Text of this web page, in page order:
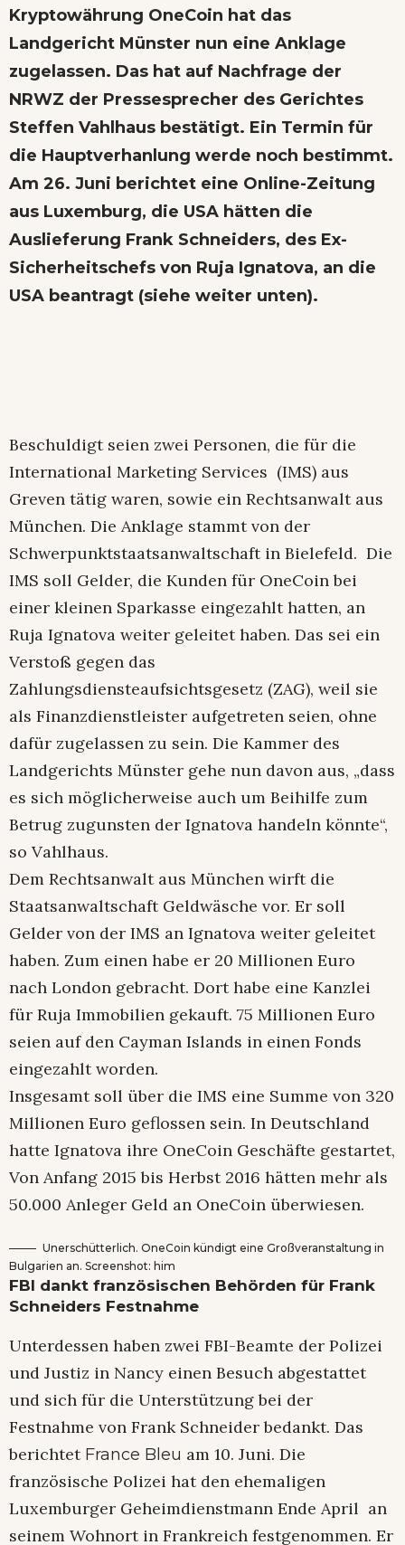
Kryptowährung OneCoin hat das
Landgericht Münster nun eine Anklage
zugelassen. Das hat auf Nachfrage der
NRWZ der Pressesprecher des Gerichtes
Steffen Vahlhaus bestätigt. Ein Termin für
die Hauptverhanlung werde noch bestimmt.
Am 26. Juni berichtet eine Online-Zeitung
aus Luxemburg, die USA hätten die
Auslieferung Frank Schneiders, des Ex-
Sicherheitschefs von Ruja Ignatova, an die
USA beantragt (siehe weiter unten).
Beschuldigt seien zwei Personen, die für die
International Marketing Services (IMS) aus
Greven tätig waren, sowie ein Rechtsanwalt aus
München. Die Anklage stammt von der
Schwerpunktstaatsanwaltschaft in Bielefeld. Die
IMS soll Gelder, die Kunden für OneCoin bei
einer kleinen Sparkasse eingezahlt hatten, an
Ruja Ignatova weiter geleitet haben. Das sei ein
Verstoß gegen das
Zahlungsdiensteaufsichtsgesetz (ZAG), weil sie
als Finanzdienstleister aufgetreten seien, ohne
dafür zugelassen zu sein. Die Kammer des
Landgerichts Münster gehe nun davon aus, „dass
es sich möglicherweise auch um Beihilfe zum
Betrug zugunsten der Ignatova handeln könnte“,
so Vahlhaus.
Dem Rechtsanwalt aus München wirft die
Staatsanwaltschaft Geldwäsche vor. Er soll
Gelder von der IMS an Ignatova weiter geleitet
haben. Zum einen habe er 20 Millionen Euro
nach London gebracht. Dort habe eine Kanzlei
für Ruja Immobilien gekauft. 75 Millionen Euro
seien auf den Cayman Islands in einen Fonds
eingezahlt worden.
Insgesamt soll über die IMS eine Summe von 320
Millionen Euro geflossen sein. In Deutschland
hatte Ignatova ihre OneCoin Geschäfte gestartet,
Von Anfang 2015 bis Herbst 2016 hätten mehr als
50.000 Anleger Geld an OneCoin überwiesen.
Unerschütterlich. OneCoin kündigt eine Großveranstaltung in
Bulgarien an. Screenshot: him
FBI dankt französischen Behörden für Frank
Schneiders Festnahme
Unterdessen haben zwei FBI-Beamte der Polizei
und Justiz in Nancy einen Besuch abgestattet
und sich für die Unterstützung bei der
Festnahme von Frank Schneider bedankt. Das
berichtetFrance Bleu am 10. Juni. Die
französische Polizei hat den ehemaligen
Luxemburger Geheimdienstmann Ende April an
seinem Wohnort in Frankreich festgenommen. Er